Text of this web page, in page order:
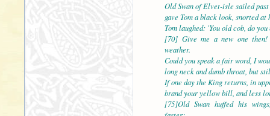
Old Swan of Elvet-isle sailed
gave Tom a black look, snorted
Tom laughed: 'You old cob, do
[70] Give me a new one
weather.
Could you speak a fair word, I
long neck and dumb throat, but
If one day the King returns, in
brand your yellow bill, and less
[75]Old Swan huffed his